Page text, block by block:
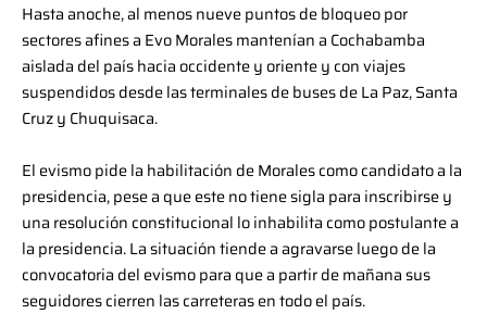
Hasta anoche, al menos nueve puntos de bloqueo por
sectores afines a Evo Morales mantenían a Cochabamba
aislada del país hacia occidente y oriente y con viajes
suspendidos desde las terminales de buses de La Paz, Santa
Cruz y Chuquisaca.
El evismo pide la habilitación de Morales como candidato a la
presidencia, pese a que este no tiene sigla para inscribirse y
una resolución constitucional lo inhabilita como postulante a
la presidencia. La situación tiende a agravarse luego de la
convocatoria del evismo para que a partir de mañana sus
seguidores cierren las carreteras en todo el país.